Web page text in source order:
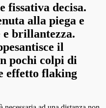
fissativa decisa.
alla piega e
e brillantezza.
il
pochi colpi di
effetto flaking